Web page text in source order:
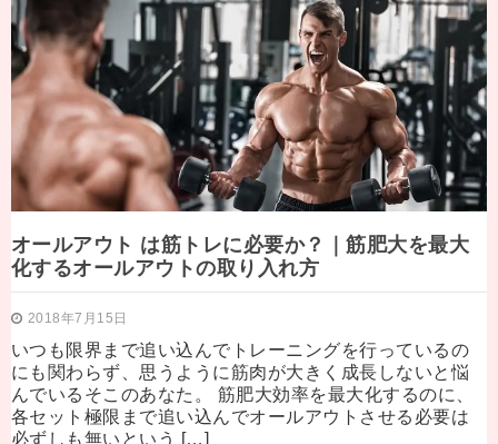
オールアウト は筋トレに必要か？｜筋肥大を最大
化するオールアウトの取り入れ方
2018年7月15日
いつも限界まで追い込んでトレーニングを行っているの
にも関わらず、思うように筋肉が大きく成長しないと悩
んでいるそこのあなた。 筋肥大効率を最大化するのに、
各セット極限まで追い込んでオールアウトさせる必要は
必ずしも無いという […]